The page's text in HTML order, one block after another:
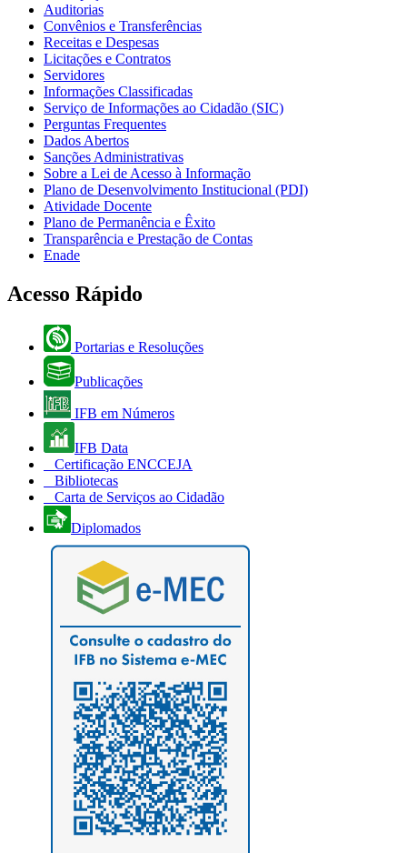
Auditorias
Convênios e Transferências
Receitas e Despesas
Licitações e Contratos
Servidores
Informações Classificadas
Serviço de Informações ao Cidadão (SIC)
Perguntas Frequentes
Dados Abertos
Sanções Administrativas
Sobre a Lei de Acesso à Informação
Plano de Desenvolvimento Institucional (PDI)
Atividade Docente
Plano de Permanência e Êxito
Transparência e Prestação de Contas
Enade
Acesso Rápido
Portarias e Resoluções
Publicações
IFB em Números
IFB Data
Certificação ENCCEJA
Bibliotecas
Carta de Serviços ao Cidadão
Diplomados